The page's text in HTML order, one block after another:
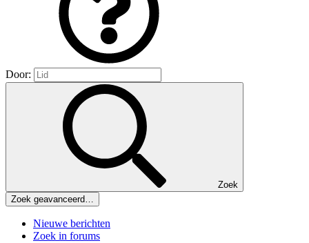
Door:
Zoek
Zoek geavanceerd…
Nieuwe berichten
Zoek in forums